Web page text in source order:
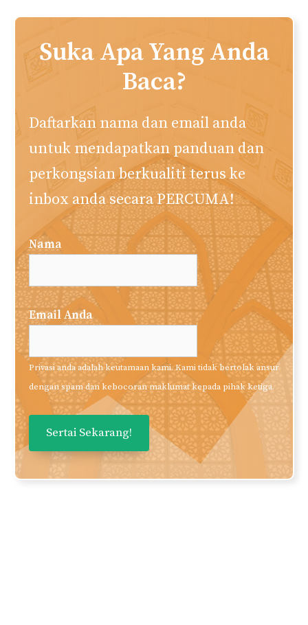
Kebaikan
Muhamad Naim
Penulis utama dan ketua editor. Menubuhkan
web akuislam.com semenjak tahun 2010. Saya
berharap laman web ini memberi manfaat
kepada anda semua. Semoga Allah redha.
Suka Apa Yang Anda
Baca?
Daftarkan nama dan email anda
untuk mendapatkan panduan dan